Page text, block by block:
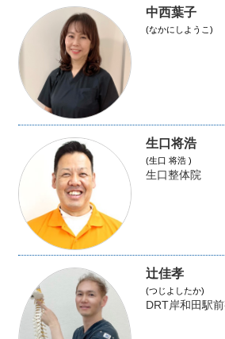
中西葉子
(なかにしようこ)
生口将浩
(生口 将浩 )
生口整体院
辻佳孝
(つじよしたか)
DRT岸和田駅